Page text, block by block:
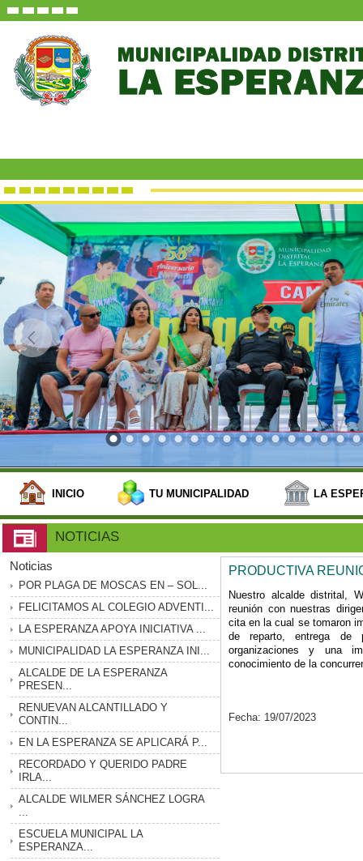
INICIO TU MUNICIPALIDAD LA
NOTICIAS
Noticias
POR PLAGA DE MOSCAS EN – SOL...
FELICITAMOS AL COLEGIO ADVENTI...
LA ESPERANZA APOYA INICIATIVA ...
MUNICIPALIDAD LA ESPERANZA INI...
ALCALDE DE LA ESPERANZA
PRESEN...
RENUEVAN ALCANTILLADO Y
CONTIN...
EN LA ESPERANZA SE APLICARÁ P...
RECORDADO Y QUERIDO PADRE
IRLA...
ALCALDE WILMER SÁNCHEZ LOGRA
ESCUELA MUNICIPAL LA
ESPERANZA...
PRODUCTIVA
Nuestro alcalde distrital,
reunión con nuestras
cita en la cual se tomaron
de reparto, entrega de
organizaciones y una
conocimiento de la
Fecha: 19/07/2023